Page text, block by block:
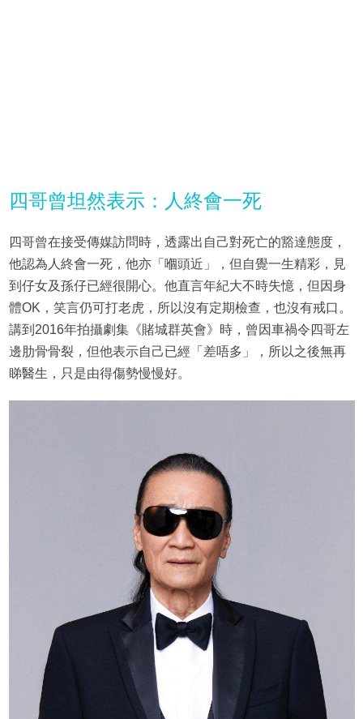
四哥曾坦然表示：人終會一死
四哥曾在接受傳媒訪問時，透露出自己對死亡的豁達態度，
他認為人終會一死，他亦「嗰頭近」，但自覺一生精彩，見
到仔女及孫仔已經很開心。他直言年紀大不時失憶，但因身
體OK，笑言仍可打老虎，所以沒有定期檢查，也沒有戒口。
講到2016年拍攝劇集《賭城群英會》時，曾因車禍令四哥左
邊肋骨骨裂，但他表示自己已經「差唔多」，所以之後無再
睇醫生，只是由得傷勢慢慢好。